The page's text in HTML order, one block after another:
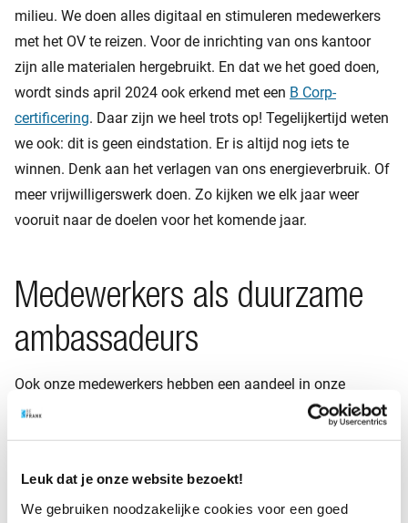
Leuk dat je onze website bezoekt!
We gebruiken noodzakelijke cookies voor een goed
milieu. We doen alles digitaal en stimuleren medewerkers
met het OV te reizen. Voor de inrichting van ons kantoor
zijn alle materialen hergebruikt. En dat we het goed doen,
wordt sinds april 2024 ook erkend met een B Corp-
certificering. Daar zijn we heel trots op! Tegelijkertijd weten
we ook: dit is geen eindstation. Er is altijd nog iets te
winnen. Denk aan het verlagen van ons energieverbruik. Of
meer vrijwilligerswerk doen. Zo kijken we elk jaar weer
vooruit naar de doelen voor het komende jaar.
Medewerkers als duurzame
ambassadeurs
Ook onze medewerkers hebben een aandeel in onze
duurzame ambitie. Aan de hand van de vraag ‘Hoe draag jij
En de impact van duurzaamheid op hun werk. Dat leggen
we ook samen vast in de beoordelingscyclus. En het leuke